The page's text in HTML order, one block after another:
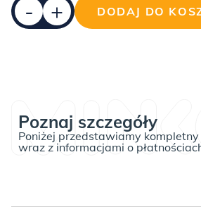
ilość
TEXTI
wełniana
DODAJ DO
Poznaj szczegóły
Poniżej przedstawiamy
wraz z informacjami o